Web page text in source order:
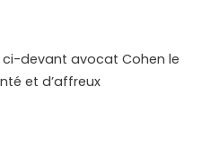
devant avocat Cohen le
et d’affreux